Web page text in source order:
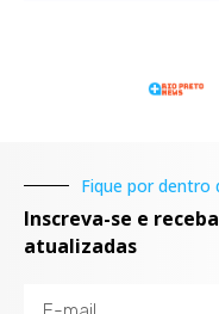
Fique por dentro
Inscreva-se e
atualizadas